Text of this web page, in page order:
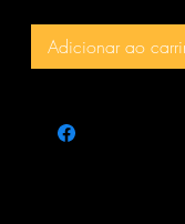
Adicionar ao